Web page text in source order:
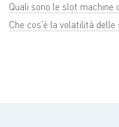
Quali sono le slot machine
Che cos'è la volatilità delle